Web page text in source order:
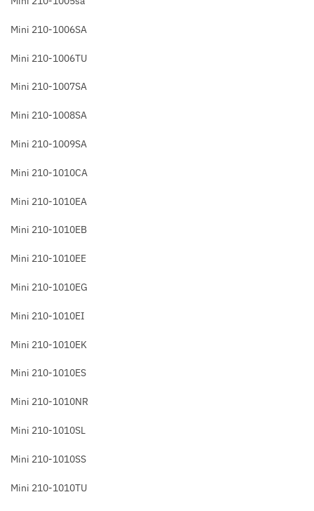
Mini 210-1006SA
Mini 210-1006TU
Mini 210-1007SA
Mini 210-1008SA
Mini 210-1009SA
Mini 210-1010CA
Mini 210-1010EA
Mini 210-1010EB
Mini 210-1010EE
Mini 210-1010EG
Mini 210-1010EI
Mini 210-1010EK
Mini 210-1010ES
Mini 210-1010NR
Mini 210-1010SL
Mini 210-1010SS
Mini 210-1010TU